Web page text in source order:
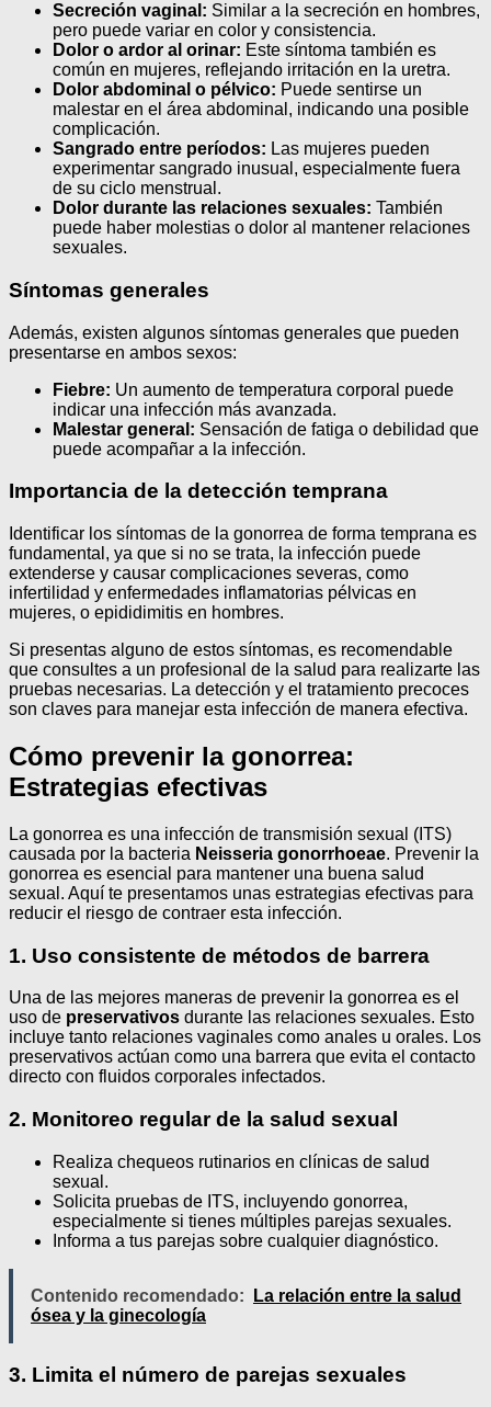
Secreción vaginal: Similar a la secreción en hombres,
pero puede variar en color y consistencia.
Dolor o ardor al orinar: Este síntoma también es
común en mujeres, reflejando irritación en la uretra.
Dolor abdominal o pélvico: Puede sentirse un
malestar en el área abdominal, indicando una posible
complicación.
Sangrado entre períodos: Las mujeres pueden
experimentar sangrado inusual, especialmente fuera
de su ciclo menstrual.
Dolor durante las relaciones sexuales: También
puede haber molestias o dolor al mantener relaciones
sexuales.
Síntomas generales
Además, existen algunos síntomas generales que pueden
presentarse en ambos sexos:
Fiebre: Un aumento de temperatura corporal puede
indicar una infección más avanzada.
Malestar general: Sensación de fatiga o debilidad que
puede acompañar a la infección.
Importancia de la detección temprana
Identificar los síntomas de la gonorrea de forma temprana es
fundamental, ya que si no se trata, la infección puede
extenderse y causar complicaciones severas, como
infertilidad y enfermedades inflamatorias pélvicas en
mujeres, o epididimitis en hombres.
Si presentas alguno de estos síntomas, es recomendable
que consultes a un profesional de la salud para realizarte las
pruebas necesarias. La detección y el tratamiento precoces
son claves para manejar esta infección de manera efectiva.
Cómo prevenir la gonorrea:
Estrategias efectivas
La gonorrea es una infección de transmisión sexual (ITS)
causada por la bacteria Neisseria gonorrhoeae. Prevenir la
gonorrea es esencial para mantener una buena salud
sexual. Aquí te presentamos unas estrategias efectivas para
reducir el riesgo de contraer esta infección.
1. Uso consistente de métodos de barrera
Una de las mejores maneras de prevenir la gonorrea es el
uso de preservativos durante las relaciones sexuales. Esto
incluye tanto relaciones vaginales como anales u orales. Los
preservativos actúan como una barrera que evita el contacto
directo con fluidos corporales infectados.
2. Monitoreo regular de la salud sexual
Realiza chequeos rutinarios en clínicas de salud
sexual.
Solicita pruebas de ITS, incluyendo gonorrea,
especialmente si tienes múltiples parejas sexuales.
Informa a tus parejas sobre cualquier diagnóstico.
Contenido recomendado:
La relación entre la salud
ósea y la ginecología
3. Limita el número de parejas sexuales